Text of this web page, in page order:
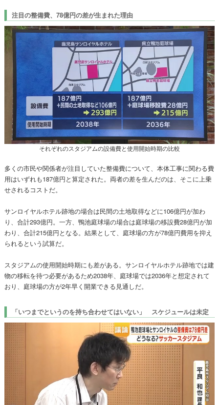
注目の整備費、78億円の差が生まれた理由
それぞれのスタジアムの設備費と使用開始時期の比較
多くの市民や関係者が注目していた整備費について、本体工事に関わる費
用はいずれも187億円と算定された。両者の差を生んだのは、そこに上乗
せされるコストだ。
サンロイヤルホテル跡地の場合は民間の土地取得などに106億円が加わ
り、合計293億円。一方、鴨池庭球場の場合は庭球場の移設費28億円が加
わり、合計215億円となる。結果として、庭球場の方が78億円費用を抑え
られるという試算だ。
スタジアムの使用開始時期にも差がある。サンロイヤルホテル跡地では建
物の移転を待つ必要があるため2038年、庭球場では2036年と想定されて
おり、庭球場の方が2年早く開業できる見通しだ。
「いつまでというのを持ち合わせてはいない」 スケジュールは未定